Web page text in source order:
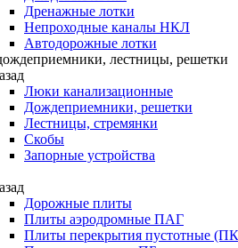
Дренажные лотки
Непроходные каналы НКЛ
Автодорожные лотки
лестницы, решетки
Люки канализационные
Дождеприемники, решетки
Лестницы, стремянки
Скобы
Запорные устройства
Дорожные плиты
Плиты аэродромные ПАГ
Плиты перекрытия пустотные